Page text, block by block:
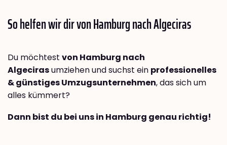
So helfen wir dir von Hamburg nachAlgeciras
Du möchtest von Hamburg nach
Algecirasumziehen und suchst ein professionelles
& günstiges Umzugsunternehmen, das sich um
alles kümmert?
Dann bist du bei uns in Hamburg genau richtig!